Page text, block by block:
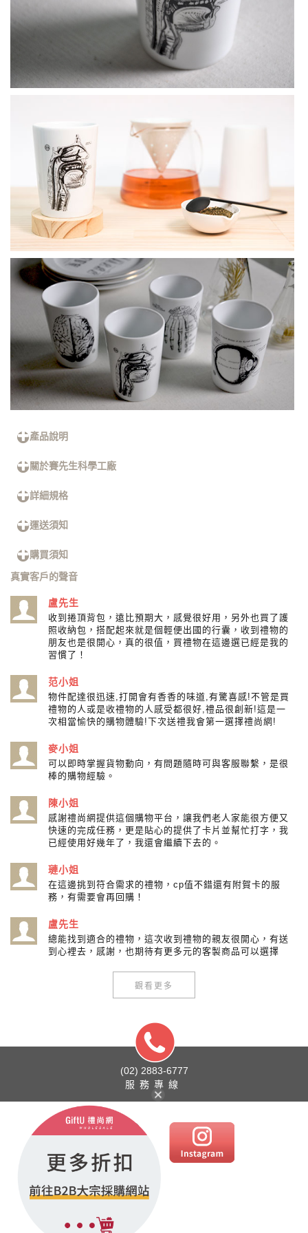
產品說明
關於賽先生科學工廠
詳細規格
運送須知
購買須知
真實客戶的聲音
盧先生
收到捲頂背包，遠比預期大，感覺很好用，另外也買了護
照收納包，搭配起來就是個輕便出國的行囊，收到禮物的
朋友也是很開心，真的很值，買禮物在這邊選已經是我的
習慣了！
范小姐
物件配達很迅速,打開會有香香的味道,有驚喜感!不管是買
禮物的人或是收禮物的人感受都很好,禮品很創新!這是一
次相當愉快的購物體驗!下次送禮我會第一選擇禮尚網!
麥小姐
可以即時掌握貨物動向，有問題隨時可與客服聯繫，是很
棒的購物經驗。
陳小姐
感謝禮尚網提供這個購物平台，讓我們老人家能很方便又
快速的完成任務，更是貼心的提供了卡片並幫忙打字，我
已經使用好幾年了，我還會繼續下去的。
璉小姐
在這邊挑到符合需求的禮物，cp值不錯還有附賀卡的服
務，有需要會再回購！
盧先生
總能找到適合的禮物，這次收到禮物的親友很開心，有送
到心裡去，感謝，也期待有更多元的客製商品可以選擇
觀看更多
(02) 2883-6777
服務專線